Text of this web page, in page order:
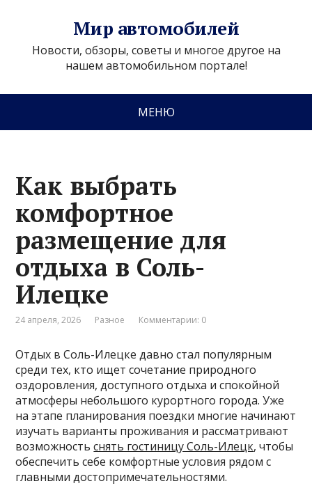
Мир автомобилей
Новости, обзоры, советы и многое другое на
нашем автомобильном портале!
МЕНЮ
Как выбрать
комфортное
размещение для
отдыха в Соль-
Илецке
24 апреля, 2026 Разное Комментарии: 0
Отдых в Соль-Илецке давно стал популярным
среди тех, кто ищет сочетание природного
оздоровления, доступного отдыха и спокойной
атмосферы небольшого курортного города. Уже
на этапе планирования поездки многие начинают
изучать варианты проживания и рассматривают
возможностьснять гостиницу Соль-Илецк, чтобы
обеспечить себе комфортные условия рядом с
главными достопримечательностями.